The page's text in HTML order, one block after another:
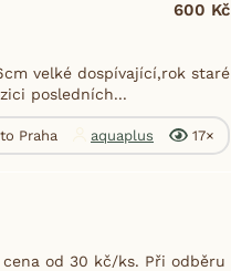
600 Kč
velké dospívající,rok staré
posledních...
Praha aquaplus 17×
od 30 kč/ks. Při odběru